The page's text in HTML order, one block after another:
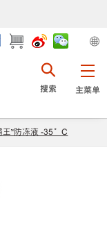
主菜单
搜索
王™防冻液 -35°C